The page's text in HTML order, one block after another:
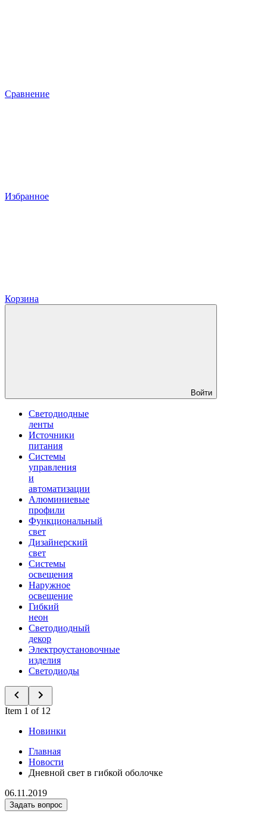
Сравнение
Избранное
Корзина
Войти
Светодиодные
ленты
Источники
питания
Системы
управления
и
автоматизации
Алюминиевые
профили
Функциональный
свет
Дизайнерский
свет
Системы
освещения
Наружное
освещение
Гибкий
неон
Светодиодный
декор
Электроустановочные
изделия
Светодиоды
Item 1 of 12
Новинки
Главная
Новости
Дневной свет в гибкой оболочке
06.11.2019
Задать вопрос